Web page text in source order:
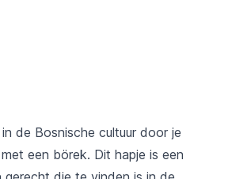
de Bosnische cultuur door je
een börek. Dit hapje is een